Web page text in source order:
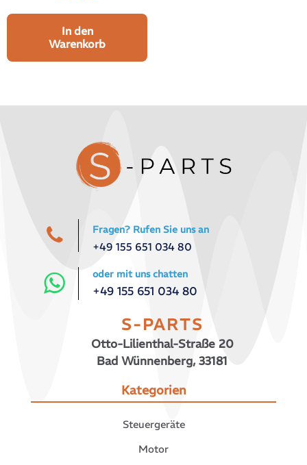
In den
Warenkorb
Fragen? Rufen Sie uns an
+49 155 651 034 80
oder mit uns chatten
+49 155 651 034 80
S-PARTS
Otto-Lilienthal-Straße 20
Bad Wünnenberg, 33181
Kategorien
Steuergeräte
Motor